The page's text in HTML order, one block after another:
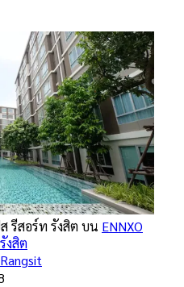
รีสอร์ท รังสิต บน ENNXO
งสิต